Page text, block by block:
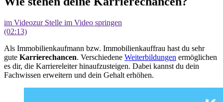
im Videozur Stelle im Video springen
(02:13)
Als Immobilienkaufmann bzw. Immobilienkauffrau hast du sehr
gute Karrierechancen. Verschiedene Weiterbildungen ermöglichen
es dir, die Karriereleiter hinaufzusteigen. Dabei kannst du dein
Fachwissen erweitern und dein Gehalt erhöhen.